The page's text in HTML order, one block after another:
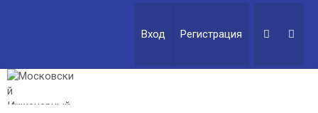
Вход Регистрация